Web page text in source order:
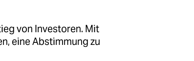
von Investoren. Mit
eine Abstimmung zu